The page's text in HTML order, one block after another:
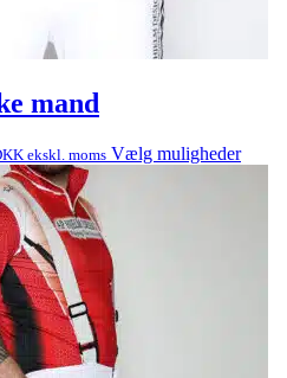
mand
ekskl. moms Vælg muligheder